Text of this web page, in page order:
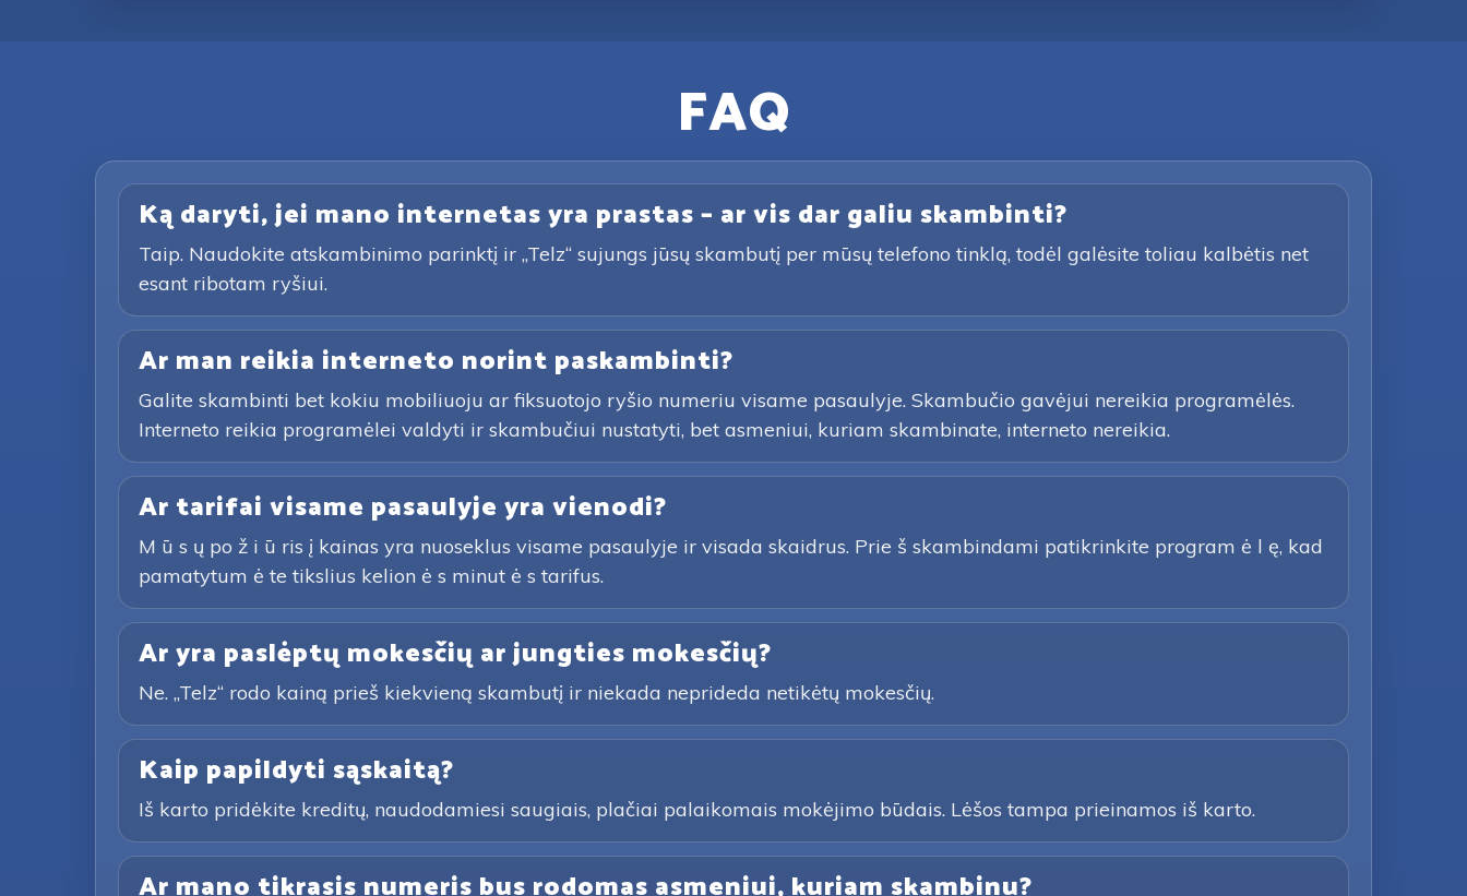
FAQ
Ką daryti, jei mano internetas yra prastas – ar vis dar galiu skambinti?
Taip. Naudokite atskambinimo parinktį ir „Telz“ sujungs jūsų skambutį per mūsų telefono tinklą, todėl galėsite toliau kalbėtis net
esant ribotam ryšiui.
Ar man reikia interneto norint paskambinti?
Galite skambinti bet kokiu mobiliuoju ar fiksuotojo ryšio numeriu visame pasaulyje. Skambučio gavėjui nereikia programėlės.
Interneto reikia programėlei valdyti ir skambučiui nustatyti, bet asmeniui, kuriam skambinate, interneto nereikia.
Ar tarifai visame pasaulyje yra vienodi?
M ū s ų po ž i ū ris į kainas yra nuoseklus visame pasaulyje ir visada skaidrus. Prie š skambindami patikrinkite program ė l ę, kad
pamatytum ė te tikslius kelion ė s minut ė s tarifus.
Ar yra paslėptų mokesčių ar jungties mokesčių?
Ne. „Telz“ rodo kainą prieš kiekvieną skambutį ir niekada neprideda netikėtų mokesčių.
Kaip papildyti sąskaitą?
Iš karto pridėkite kreditų, naudodamiesi saugiais, plačiai palaikomais mokėjimo būdais. Lėšos tampa prieinamos iš karto.